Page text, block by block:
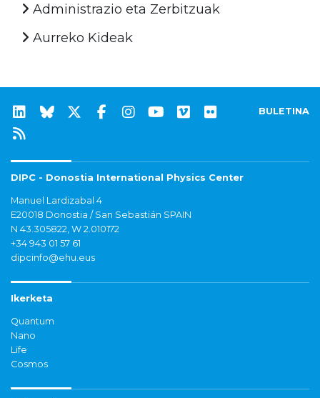
Administrazio eta Zerbitzuak
Aurreko Kideak
BULETINA
DIPC - Donostia International Physics Center
Manuel Lardizabal 4
E20018 Donostia / San Sebastián SPAIN
N 43.305822, W 2.010172
+34 943 01 57 61
dipcinfo@ehu.eus
Ikerketa
Quantum
Nano
Life
Cosmos